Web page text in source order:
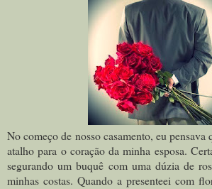
No começo de nosso casamento, eu
atalho para o coração da minha esposa.
segurando um buquê com uma dúzia de
minhas costas. Quando a presenteei com